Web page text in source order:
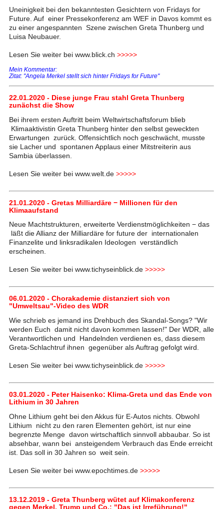
Uneinigkeit bei den bekanntesten Gesichtern von Fridays for
Future. Auf einer Pressekonferenz am WEF in Davos kommt es
zu einer angespannten Szene zwischen Greta Thunberg und
Luisa Neubauer.
Lesen Sie weiter bei www.blick.ch >>>>>
Mein Kommentar:
Zitat: "Angela Merkel stellt sich hinter Fridays for Future"
22.01.2020 - Diese junge Frau stahl Greta Thunberg
zunächst die Show
Bei ihrem ersten Auftritt beim Weltwirtschaftsforum blieb
Klimaaktivistin Greta Thunberg hinter den selbst geweckten
Erwartungen zurück. Offensichtlich noch geschwächt, musste
sie Lacher und spontanen Applaus einer Mitstreiterin aus
Sambia überlassen.
Lesen Sie weiter bei www.welt.de >>>>>
21.01.2020 - Gretas Milliardäre − Millionen für den
Klimaaufstand
Neue Machtstrukturen, erweiterte Verdienstmöglichkeiten − das
läßt die Allianz der Milliardäre for future der internationalen
Finanzelite und linksradikalen Ideologen verständlich
erscheinen.
Lesen Sie weiter bei www.tichyseinblick.de >>>>>
06.01.2020 - Chorakademie distanziert sich von
"Umweltsau"-Video des WDR
Wie schrieb es jemand ins Drehbuch des Skandal-Songs? "Wir
werden Euch damit nicht davon kommen lassen!" Der WDR, alle
Verantwortlichen und Handelnden verdienen es, dass diesem
Greta-Schlachtruf ihnen gegenüber als Auftrag gefolgt wird.
Lesen Sie weiter bei www.tichyseinblick.de >>>>>
03.01.2020 - Peter Haisenko: Klima-Greta und das Ende von
Lithium in 30 Jahren
Ohne Lithium geht bei den Akkus für E-Autos nichts. Obwohl
Lithium nicht zu den raren Elementen gehört, ist nur eine
begrenzte Menge davon wirtschaftlich sinnvoll abbaubar. So ist
absehbar, wann bei ansteigendem Verbrauch das Ende erreicht
ist. Das soll in 30 Jahren so weit sein.
Lesen Sie weiter bei www.epochtimes.de >>>>>
13.12.2019 - Greta Thunberg wütet auf Klimakonferenz
gegen Merkel, Trump und Co.: "Das ist Irreführung!"